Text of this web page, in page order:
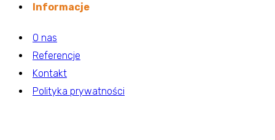
Informacje
O nas
Referencje
Kontakt
Polityka prywatności